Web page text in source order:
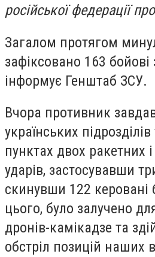
російської федерації
Загалом протягом
зафіксовано 163 бойові
інформує Генштаб ЗСУ.
Вчора противник
українських
пунктах двох ракетних
ударів, застосувавши
скинувши 122 керовані
цього, було залучено
дронів-камікадзе та
обстріл позицій наших